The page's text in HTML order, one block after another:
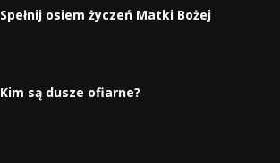
Spełnij osiem życzeń Matki Bożej
Kim są dusze ofiarne?